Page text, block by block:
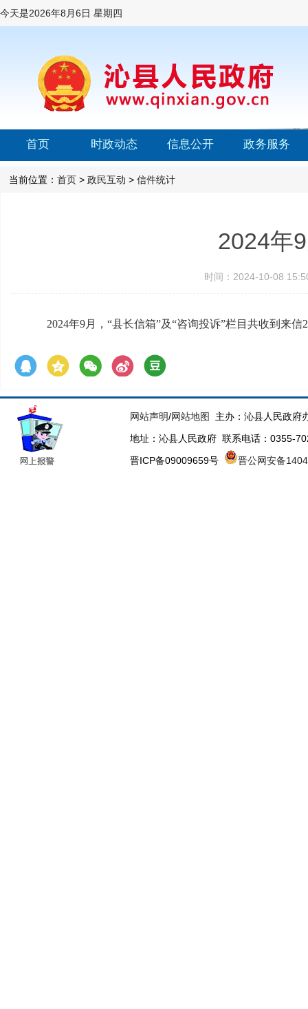
今天是2026年8月6日 星期四
首页 时政动态 信息公开 政务服务
当前位置： 首页 > 政民互动 > 信件统计
2024年
时间：2024-10-08
2024年9月，“县长信箱”及“咨询投诉”栏目共收到来
网站声明/网站地图
主办：沁县人民政府
地址：沁县人民政府 联系电话：0355-
晋ICP备09009659号
晋公网安备